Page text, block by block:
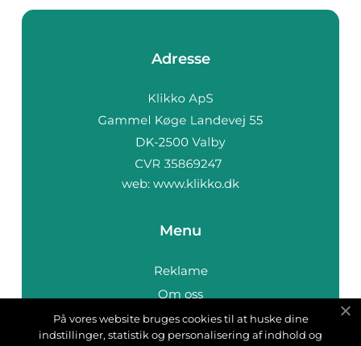
Adresse
web: www.klikko.dk
Menu
Reklame
Om oss
Cookies
Kontakt Oss
På vores website bruges cookies til at huske dine
indstillinger, statistik og personalisering af indhold og